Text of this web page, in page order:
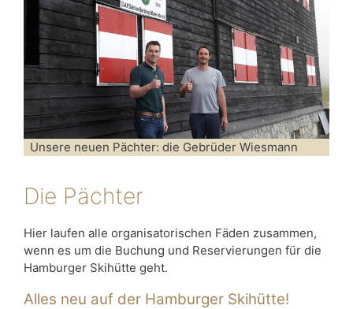
Unsere neuen Pächter: die Gebrüder Wiesmann
Die Pächter
Hier laufen alle organisatorischen Fäden zusammen,
wenn es um die Buchung und Reservierungen für die
Hamburger Skihütte geht.
Alles neu auf der Hamburger Skihütte!